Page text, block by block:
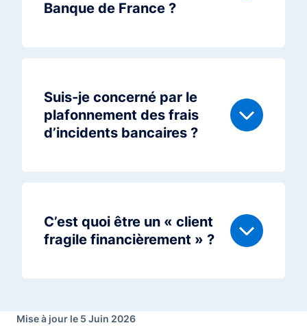
Banque de France ?
Suis-je concerné par le
plafonnement des frais
d’incidents bancaires ?
C’est quoi être un « client
fragile financièrement » ?
Mise à jour le 5 Juin 2026